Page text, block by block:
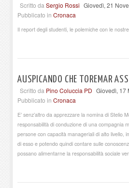
Scritto da Sergio Rossi Giovedì, 21
Pubblicato in Cronaca
Il report degli studenti, le polemiche con le
AUSPICANDO CHE TOREMAR
Scritto da Pino Coluccia PD Giovedì, 17
Pubblicato in Cronaca
E’ senz’altro da apprezzare la nomina di
responsabilità di conduzione di una compagnia
persone con capacità manageriali di alto livello,
di esso e potendo quindi contare sulle
possano alimentarne la responsabilità sociale